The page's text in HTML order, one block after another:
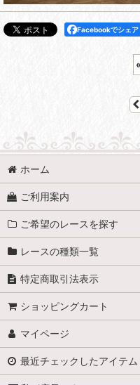
Facebookでシェア
ホーム
ご利用案内
ご希望のレースを探す
レースの種類一覧
特定商取引法表示
ショッピングカート
マイページ
最近チェックしたアイテム